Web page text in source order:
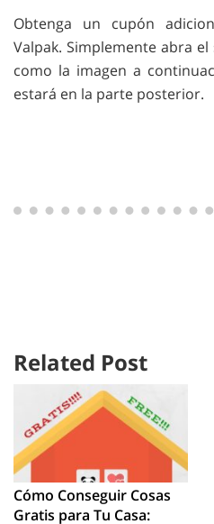
Obtenga un cupón
Valpak. Simplemente abra
como la imagen a
estará en la parte posterior.
Related Post
Cómo Conseguir Cosas
Gratis para Tu Casa: